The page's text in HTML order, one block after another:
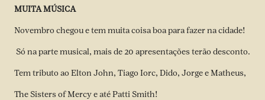
MUITA MÚSICA
Novembro chegou e tem muita coisa boa para fazer na cidade!
Só na parte musical, mais de 20 apresentações terão desconto.
Tem tributo ao Elton John, Tiago Iorc, Dido, Jorge e Matheus,
The Sisters of Mercy e até Patti Smith!